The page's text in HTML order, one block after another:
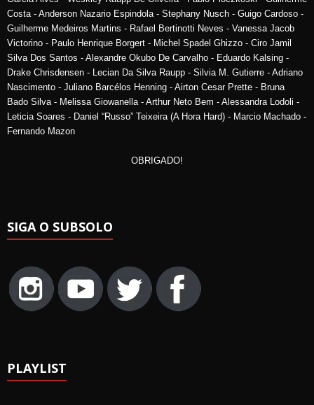
Costa - Anderson Nazario Espindola - Stephany Nusch - Guigo Cardoso -
Guilherme Medeiros Martins - Rafael Bertinotti Neves - Vanessa Jacob
Victorino - Paulo Henrique Borgert - Michel Spadel Ghizzo - Ciro Jamil
Silva Dos Santos - Alexandre Okubo De Carvalho - Eduardo Kalsing -
Drake Chrisdensen - Lecian Da Silva Raupp - Silvia M. Gutierre - Adriano
Nascimento - Juliano Barcélos Henning - Airton Cesar Prette - Bruna
Bado Silva - Melissa Giowanella - Arthur Neto Bem - Alessandra Lodoli -
Leticia Soares - Daniel “Russo” Teixeira (A Hora Hard) - Marcio Machado -
Fernando Mazon
OBRIGADO!
SIGA O SUBSOLO
PLAYLIST